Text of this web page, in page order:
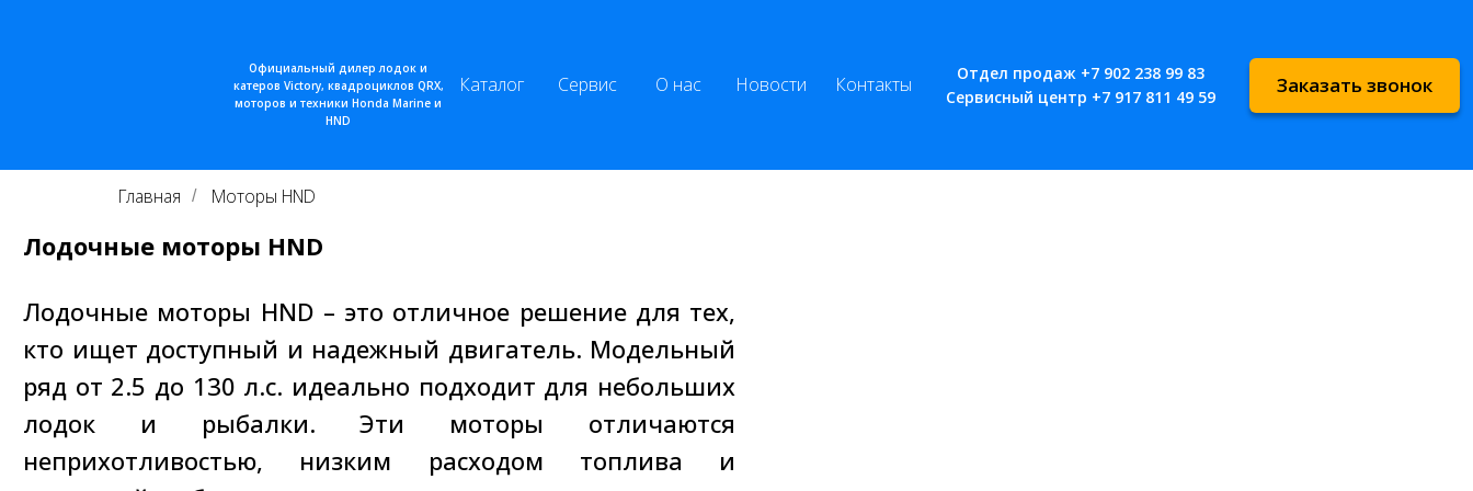
Официальный дилер лодок и
катеров Victory, квадроциклов QRX,
моторов и техники Honda Marine и
HND
Отдел продаж +7 902 238 99 83
Сервисный центр +7 917 811 49 59 Заказать звонок
Каталог Сервис О нас Новости Контакты
Главная Моторы HND
Лодочные моторы HND
Лодочные моторы HND – это отличное решение для тех,
кто ищет доступный и надежный двигатель. Модельный
ряд от 2.5 до 130 л.с. идеально подходит для небольших
лодок и рыбалки. Эти моторы отличаются
неприхотливостью, низким расходом топлива и